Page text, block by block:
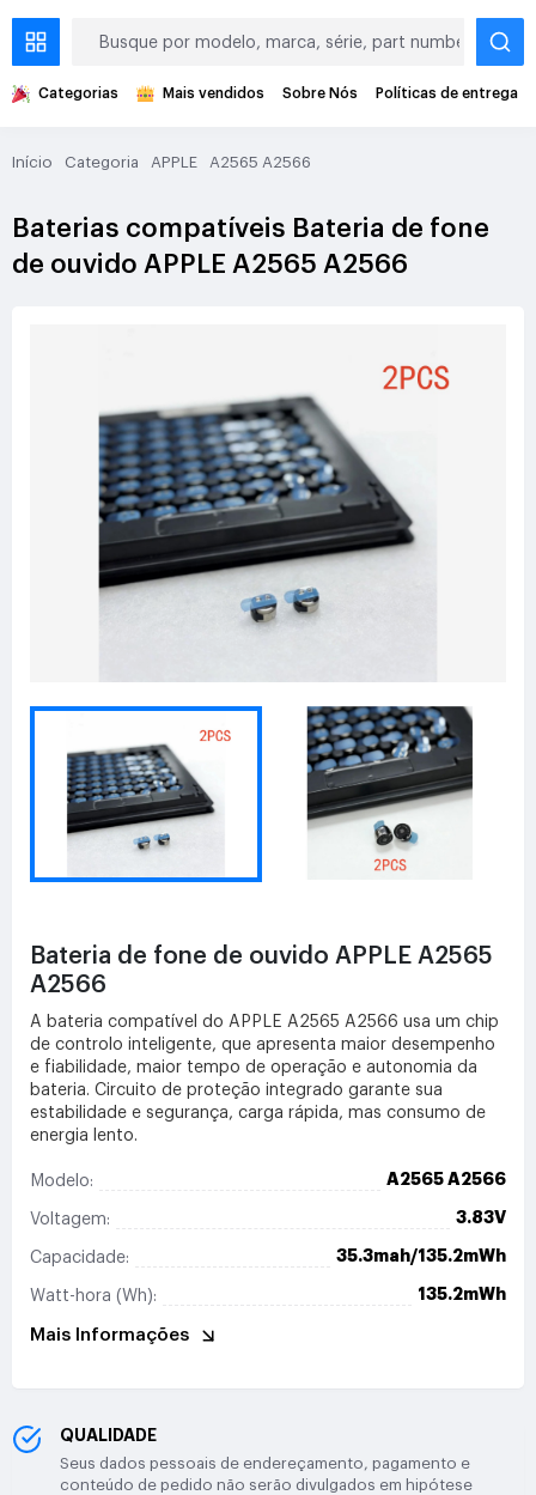
Categorias Mais vendidos Sobre Nós Políticas de entrega
Início Categoria APPLE A2565 A2566
Baterias compatíveis Bateria de fone
de ouvido APPLE A2565 A2566
Bateria de fone de ouvido APPLE A2565
A2566
A bateria compatível do APPLE A2565 A2566 usa um chip
de controlo inteligente, que apresenta maior desempenho
e fiabilidade, maior tempo de operação e autonomia da
bateria. Circuito de proteção integrado garante sua
estabilidade e segurança, carga rápida, mas consumo de
energia lento.
Modelo: A2565 A2566
Voltagem: 3.83V
Capacidade: 35.3mah/135.2mWh
Watt-hora (Wh): 135.2mWh
Mais Informações
QUALIDADE
Seus dados pessoais de endereçamento, pagamento e
conteúdo de pedido não serão divulgados em hipótese